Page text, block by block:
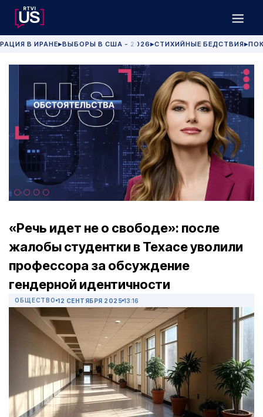
В ИРАНЕ▶ВЫБОРЫ В США - 2026 ▶СТИХИЙНЫЕ БЕДСТВИЯ▶
«Речь идет не о свободе»: после
жалобы студентки в Техасе уволили
профессора за обсуждение
гендерной идентичности
ОБЩЕСТВО 12 СЕНТЯБРЯ 2025 13:16